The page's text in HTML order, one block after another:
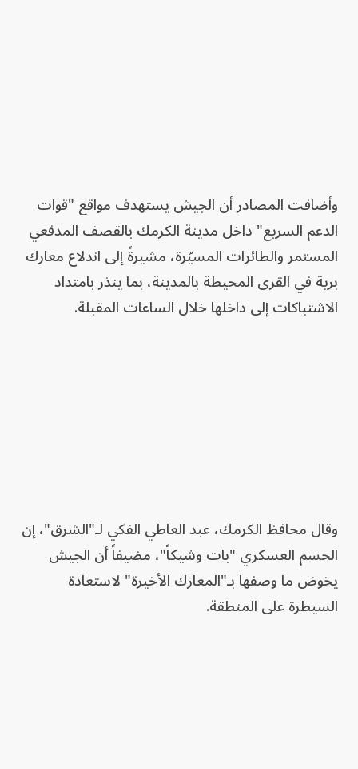
وأضافت المصادر أن الجيش يستهدف مواقع "قوات
الدعم السريع" داخل مدينة الكرمك بالقصف المدفعي
المستمر والطائرات المسيّرة، مشيرةً إلى اندلاع معارك
برية في القرى المحيطة بالمدينة، بما ينذر بامتداد
الاشتباكات إلى داخلها خلال الساعات المقبلة.
وقال محافظ الكرمك، عبد العاطي الفكي لـ"الشرق"، إن
الحسم العسكري "بات وشيكاً"، مضيفاً أن الجيش
يخوض ما وصفها بـ"المعارك الأخيرة" لاستعادة
السيطرة على المنطقة.